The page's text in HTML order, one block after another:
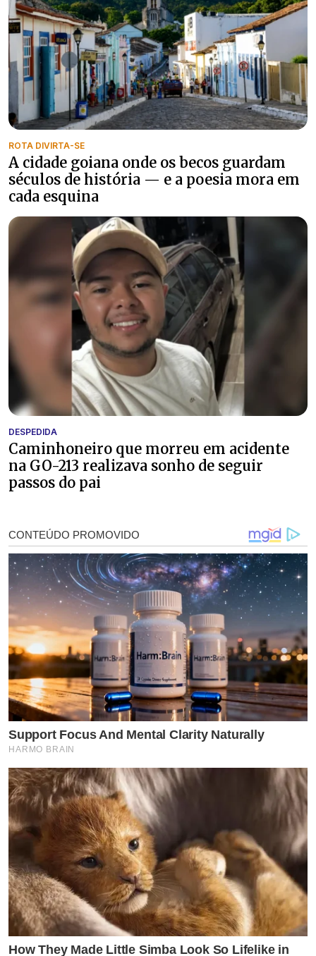
ROTA DIVIRTA-SE
A cidade goiana onde os becos guardam
séculos de história — e a poesia mora em
cada esquina
DESPEDIDA
Caminhoneiro que morreu em acidente
na GO-213 realizava sonho de seguir
passos do pai